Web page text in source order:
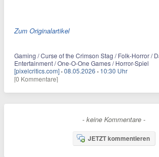
Zum Originalartikel
Gaming / Curse of the Crimson Stag / Folk-Horror /
Entertainment / One-O-One Games / Horror-Spiel
[pixelcritics.com] ·08.05.2026 · 10:30 Uhr
[0 Kommentare]
- keine Kommentare -
JETZT kommentieren